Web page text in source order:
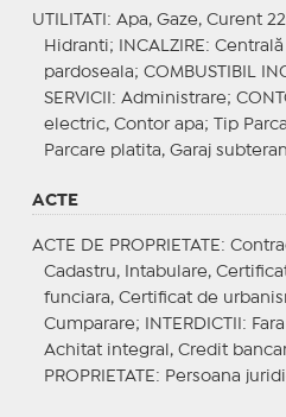
UTILITATI : Apa, Gaze, Curent
Hidranti;
INCALZIRE :
pardoseala; COMBUSTIBIL
SERVICII : Administrare;
electric, Contor apa;
Tip
Parcare platita, Garaj
ACTE
ACTE DE PROPRIETATE :
Cadastru, Intabulare,
funciara, Certificat de
Cumparare;
INTERDICTII :
Achitat integral, Credit
PROPRIETATE : Persoana